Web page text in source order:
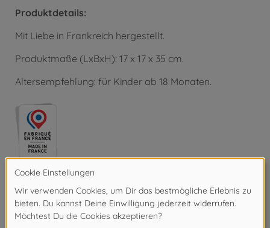
Produktdetails:
Mit Liebe in Frankreich hergestellt.
Produktmaße (LxBxH): 17 x 17 x 35 cm.
Altersempfehlung: für Kinder ab 18 Monaten.
Bewertungen